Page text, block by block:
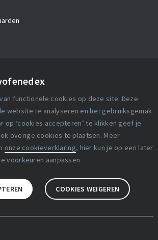
functionele cookies op deze site. Deze
website te analyseren en het gebruiksgemak
op ‘cookies accepteren’ te klikken geef je
overige cookies te plaatsen. Meer
onze cookieverklaring, hier kun je op een later
voorkeuren aanpassen
COOKIES WEIGEREN
Facebook
X LinkedIn